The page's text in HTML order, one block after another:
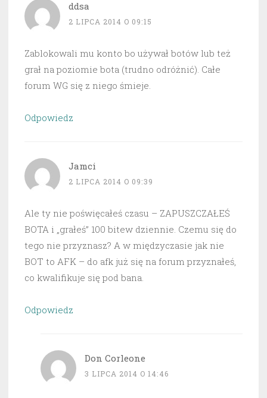
ddsa
2 LIPCA 2014 O 09:15
Zablokowali mu konto bo używał botów lub też
grał na poziomie bota (trudno odróżnić). Całe
forum WG się z niego śmieje.
Odpowiedz
Jamci
2 LIPCA 2014 O 09:39
Ale ty nie poświęcałeś czasu – ZAPUSZCZAŁEŚ
BOTA i „grałeś” 100 bitew dziennie. Czemu się do
tego nie przyznasz? A w międzyczasie jak nie
BOT to AFK – do afk już się na forum przyznałeś,
co kwalifikuje się pod bana.
Odpowiedz
Don Corleone
3 LIPCA 2014 O 14:46